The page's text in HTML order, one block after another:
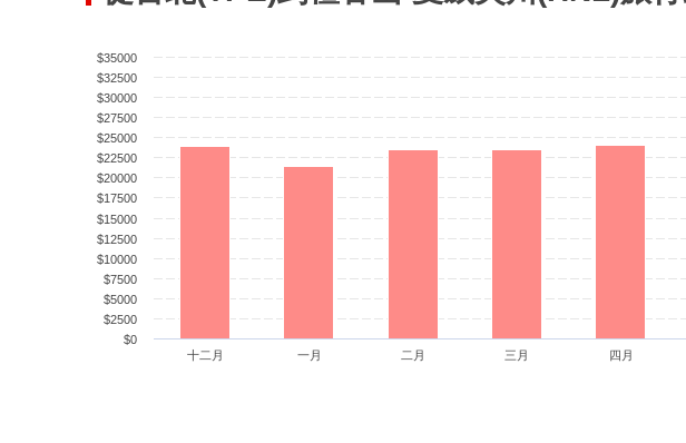
十二月 一月 二月 三月 四月
$0
$2500
$5000
$7500
$10000
$12500
$15000
$17500
$20000
$22500
$25000
$27500
$30000
$32500
$35000